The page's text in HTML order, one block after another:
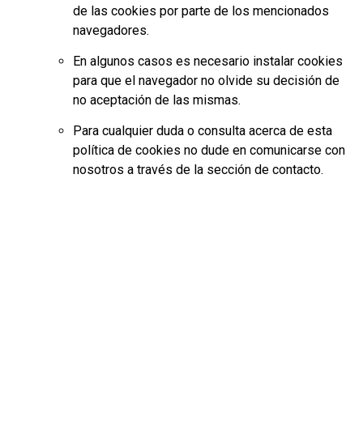
de las cookies por parte de los mencionados
navegadores.
En algunos casos es necesario instalar cookies
para que el navegador no olvide su decisión de
no aceptación de las mismas.
Para cualquier duda o consulta acerca de esta
política de cookies no dude en comunicarse con
nosotros a través de la sección de contacto.